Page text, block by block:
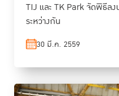
TIJ และ ​TK Park จัดพิธีล
ระหว่างกัน
30 มี.ค. 2559